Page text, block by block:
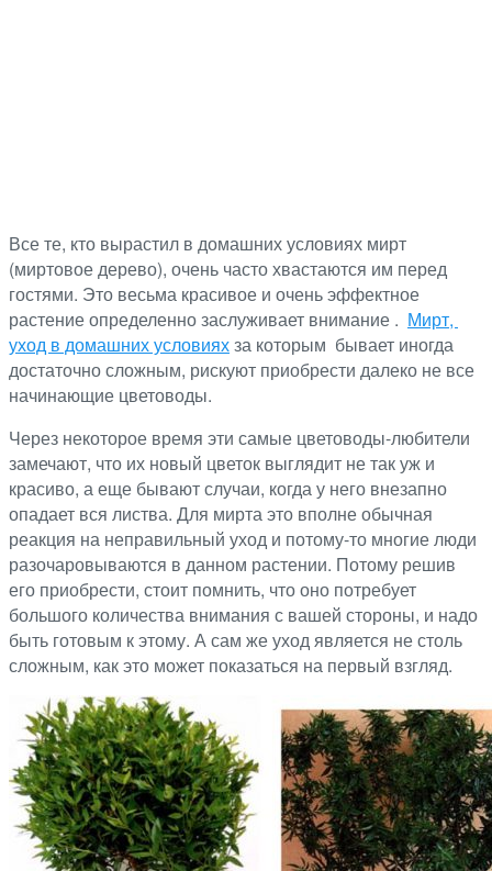
Все те, кто вырастил в домашних условиях мирт
(миртовое дерево), очень часто хвастаются им перед
гостями. Это весьма красивое и очень эффектное
растение определенно заслуживает внимание . Мирт,
уход в домашних условияхза которым бывает иногда
достаточно сложным, рискуют приобрести далеко не все
начинающие цветоводы.
Через некоторое время эти самые цветоводы-любители
замечают, что их новый цветок выглядит не так уж и
красиво, а еще бывают случаи, когда у него внезапно
опадает вся листва. Для мирта это вполне обычная
реакция на неправильный уход и потому-то многие люди
разочаровываются в данном растении. Потому решив
его приобрести, стоит помнить, что оно потребует
большого количества внимания с вашей стороны, и надо
быть готовым к этому. А сам же уход является не столь
сложным, как это может показаться на первый взгляд.